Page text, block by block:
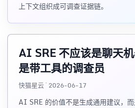
上下文组织成可调查证据链。
AI SRE 不应该是聊天
是带工具的调查员
快猫星云 · 2026-06-17
AI SRE 的价值不是生成通用建议，